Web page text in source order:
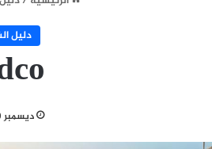
دليل
ديسمبر 10, 2019